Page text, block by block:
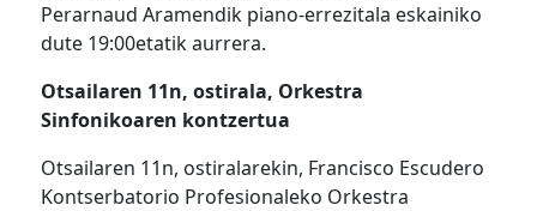
Perarnaud Aramendik piano-errezitala eskainiko
dute 19:00etatik aurrera.
Otsailaren 11n, ostirala, Orkestra
Sinfonikoaren kontzertua
Otsailaren 11n, ostiralarekin, Francisco Escudero
Kontserbatorio Profesionaleko Orkestra